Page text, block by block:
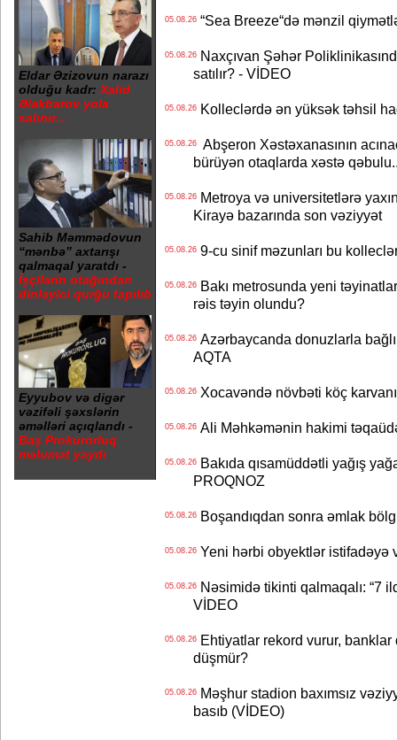
Eldar Əzizovun narazı
olduğu kadr: Xalid
Ələkbərov yola
salınır...
Sahib Məmmədovun
“mənbə” axtarışı
qalmaqal yaratdı -
İşçilərin otağından
dinləyici qurğu tapılıb
Eyyubov və digər
vəzifəli şəxslərin
əməlləri açıqlandı -
Baş Prokurorluq
məlumat yaydı
05.08.26“Sea Breeze“də mənzil
05.08.26Naxçıvan Şəhər
satılır? - VİDEO
05.08.26Kolleclərdə ən yüksək təhsil
05.08.26Abşeron Xəstəxanasının
bürüyən otaqlarda xəstə
05.08.26Metroya və universitetlərə
Kirayə bazarında son vəziyyət
05.08.269-cu sinif məzunları bu
05.08.26Bakı metrosunda yeni
rəis təyin olundu?
05.08.26Azərbaycanda donuzlarla
AQTA
05.08.26Xocavəndə növbəti köç
05.08.26Ali Məhkəmənin hakimi
05.08.26Bakıda qısamüddətli yağış
PROQNOZ
05.08.26Boşandıqdan sonra əmlak
05.08.26Yeni hərbi obyektlər istifadəyə
05.08.26Nəsimidə tikinti qalmaqalı: “7
VİDEO
05.08.26Ehtiyatlar rekord vurur, banklar
düşmür?
05.08.26Məşhur stadion baxımsız
basıb (VİDEO)